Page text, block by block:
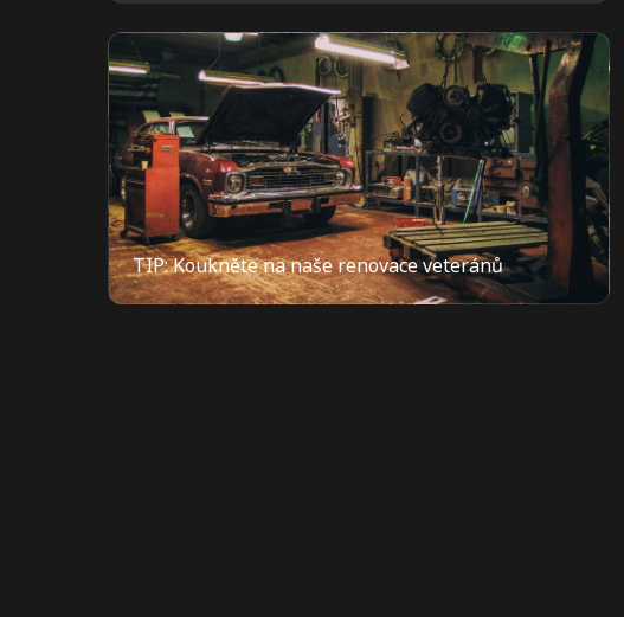
TIP: Koukněte na naše renovace veteránů